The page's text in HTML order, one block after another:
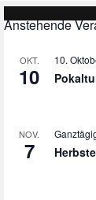
Anstehende
OKT.
10
10.
NOV.
7